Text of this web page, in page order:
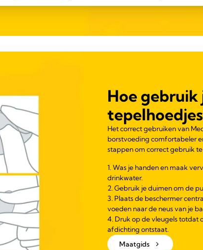
Hoe
Het correct gebruiken van
borstvoeding comfortabeler
stappen om correct gebruik
1. Was je handen en maak
drinkwater.
2. Gebruik je duimen om de
3. Plaats de beschermer
voeden naar de neus van je
4. Druk op de vleugels totdat
afdichting ontstaat.
Maatgids